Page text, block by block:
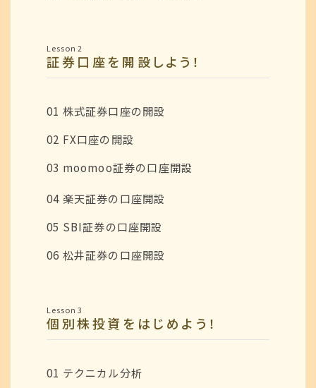
Lesson 2
証券口座を開設しよう！
01 株式証券口座の開設
02 FX口座の開設
03 moomoo証券の口座開設
04 楽天証券の口座開設
05 SBI証券の口座開設
06 松井証券の口座開設
Lesson 3
個別株投資をはじめよう！
01 テクニカル分析